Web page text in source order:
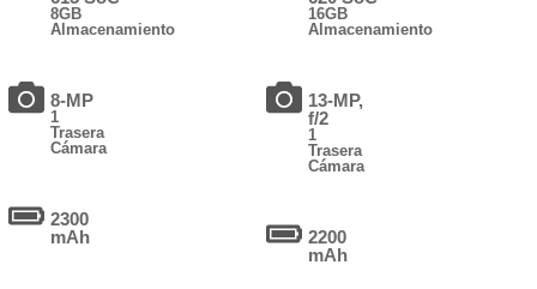
8GB
Almacenamiento
8-MP
1
Trasera
Cámara
2300
mAh
16GB
Almacenamiento
13-MP,
f/2
1
Trasera
Cámara
2200
mAh